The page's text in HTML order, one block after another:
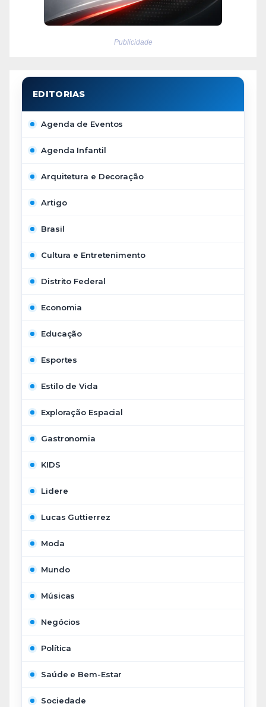
Publicidade
Agenda de Eventos
Agenda Infantil
Arquitetura e Decoração
Artigo
Brasil
Cultura e Entretenimento
Distrito Federal
Economia
Educação
Esportes
Estilo de Vida
Exploração Espacial
Gastronomia
KIDS
Lidere
Lucas Guttierrez
Moda
Mundo
Músicas
Negócios
Política
Saúde e Bem-Estar
Sociedade